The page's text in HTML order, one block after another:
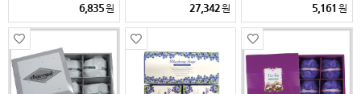
6,835원 27,342원 5,161 원